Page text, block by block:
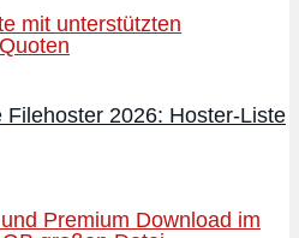
2026: Hoster-Liste